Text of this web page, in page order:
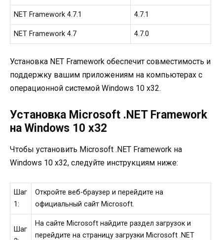
NET Framework 4.7.1 4.7.1
NET Framework 4.7 4.7.0
Установка NET Framework обеспечит совместимость и
поддержку вашим приложениям на компьютерах с
операционной системой Windows 10 x32.
Установка Microsoft .NET Framework
на Windows 10 x32
Чтобы установить Microsoft .NET Framework на
Windows 10 x32, следуйте инструкциям ниже:
Шаг
1:
Откройте веб-браузер и перейдите на
официальный сайт Microsoft.
Шаг
На сайте Microsoft найдите раздел загрузок и
перейдите на страницу загрузки Microsoft .NET